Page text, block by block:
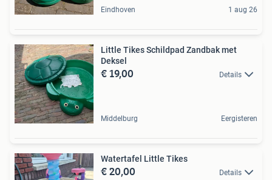
Eindhoven 1 aug 26
Little Tikes Schildpad Zandbak met
Deksel
€ 19,00 Details
Middelburg Eergisteren
Watertafel Little Tikes
€ 20,00 Details